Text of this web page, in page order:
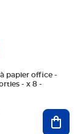
papier office -
- x 8 -